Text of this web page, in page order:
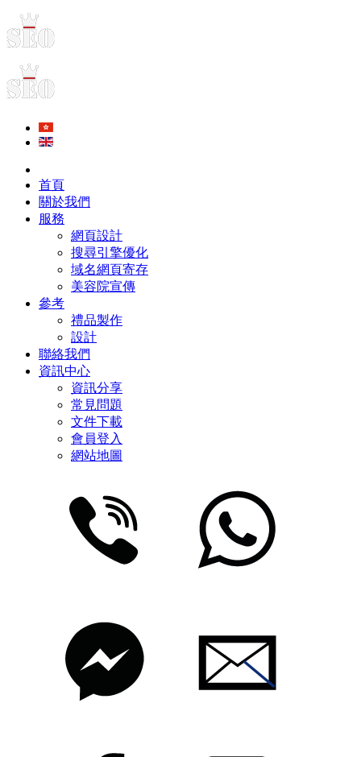
首頁
關於我們
服務
網頁設計
搜尋引擎優化
域名網頁寄存
美容院宣傳
參考
禮品製作
設計
聯絡我們
資訊中心
資訊分享
常見問題
文件下載
會員登入
網站地圖